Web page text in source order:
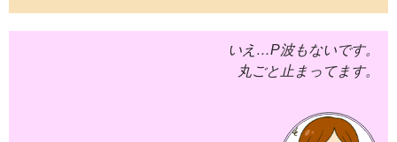
いえ…P波もないです。
丸ごと止まってます。